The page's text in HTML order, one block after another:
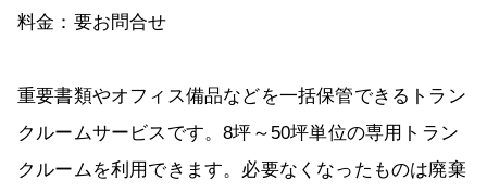
料金：要お問合せ
重要書類やオフィス備品などを一括保管できるトラン
クルームサービスです。8坪～50坪単位の専用トラン
クルームを利用できます。必要なくなったものは廃棄